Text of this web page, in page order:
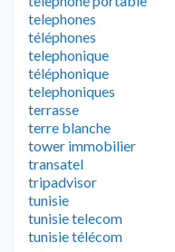
telephones
téléphones
telephonique
téléphonique
telephoniques
terrasse
terre blanche
tower immobilier
transatel
tripadvisor
tunisie
tunisie telecom
tunisie télécom